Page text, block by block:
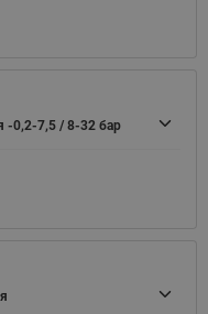
-0,2-7,5 / 8-32 бар